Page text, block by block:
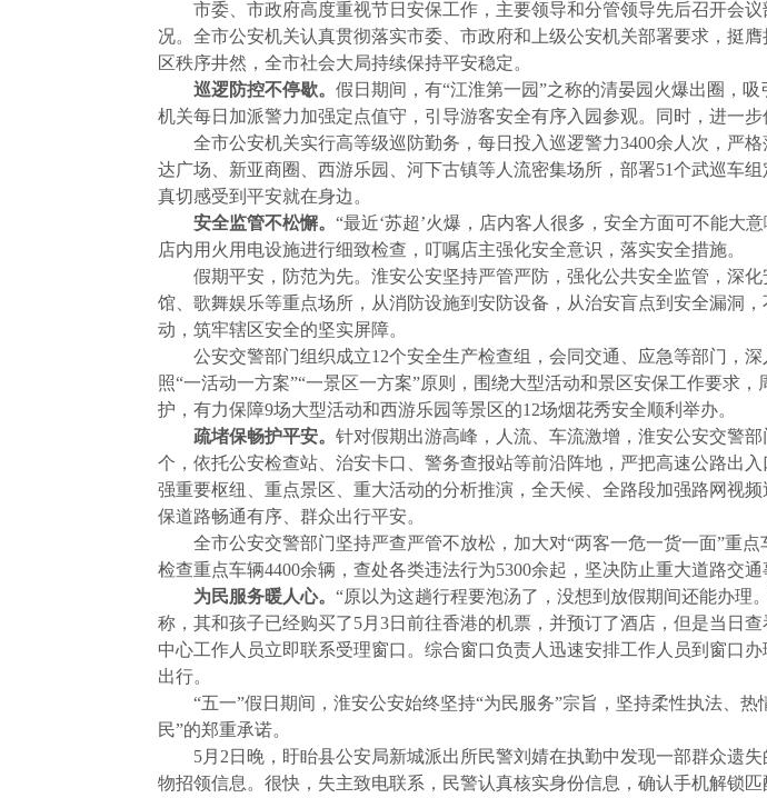
市委、市政府高度重视节日安保工作，主要领导和分管领导先后召开会
况。全市公安机关认真贯彻落实市委、市政府和上级公安机关部署要求，挺
区秩序井然，全市社会大局持续保持平安稳定。
巡逻防控不停歇。 假日期间，有“江淮第一园”之称的清晏园火爆出圈，
机关每日加派警力加强定点值守，引导游客安全有序入园参观。同时，进一
全市公安机关实行高等级巡防勤务，每日投入巡逻警力3400余人次，严
达广场、新亚商圈、西游乐园、河下古镇等人流密集场所，部署51个武巡车
真切感受到平安就在身边。
安全监管不松懈。 “最近‘苏超’火爆，店内客人很多，安全方面可不能
店内用火用电设施进行细致检查，叮嘱店主强化安全意识，落实安全措施。
假期平安，防范为先。淮安公安坚持严管严防，强化公共安全监管，深
馆、歌舞娱乐等重点场所，从消防设施到安防设备，从治安盲点到安全漏洞
动，筑牢辖区安全的坚实屏障。
公安交警部门组织成立12个安全生产检查组，会同交通、应急等部门，
照“一活动一方案”“一景区一方案”原则，围绕大型活动和景区安保工作要求
护，有力保障9场大型活动和西游乐园等景区的12场烟花秀安全顺利举办。
疏堵保畅护平安。 针对假期出游高峰，人流、车流激增，淮安公安交警
个，依托公安检查站、治安卡口、警务查报站等前沿阵地，严把高速公路出
强重要枢纽、重点景区、重大活动的分析推演，全天候、全路段加强路网视
保道路畅通有序、群众出行平安。
全市公安交警部门坚持严查严管不放松，加大对“两客一危一货一面”重
检查重点车辆4400余辆，查处各类违法行为5300余起，坚决防止重大道路交通
为民服务暖人心。 “原以为这趟行程要泡汤了，没想到放假期间还能办理
称，其和孩子已经购买了5月3日前往香港的机票，并预订了酒店，但是当日
中心工作人员立即联系受理窗口。综合窗口负责人迅速安排工作人员到窗口
出行。
“五一”假日期间，淮安公安始终坚持“为民服务”宗旨，坚持柔性执法、
民”的郑重承诺。
5月2日晚，盱眙县公安局新城派出所民警刘婧在执勤中发现一部群众遗
物招领信息。很快，失主致电联系，民警认真核实身份信息，确认手机解锁匹